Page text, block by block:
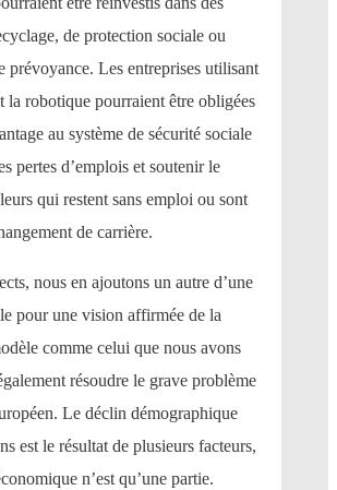
de protection sociale ou
prévoyance. Les entreprises utilisant
la robotique pourraient être obligées
au système de sécurité sociale
pertes d’emplois et soutenir le
qui restent sans emploi ou sont
de carrière.
nous en ajoutons un autre d’une
pour une vision affirmée de la
comme celui que nous avons
résoudre le grave problème
Le déclin démographique
est le résultat de plusieurs facteurs,
n’est qu’une partie.